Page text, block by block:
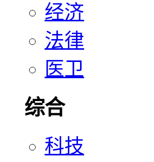
经济
法律
医卫
综合
科技